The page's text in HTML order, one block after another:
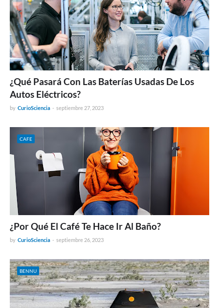
¿Qué Pasará Con Las Baterías Usadas De Los
Autos Eléctricos?
by CurioSciencia - septiembre 27, 2023
CAFE
¿Por Qué El Café Te Hace Ir Al Baño?
by CurioSciencia - septiembre 26, 2023
BENNU